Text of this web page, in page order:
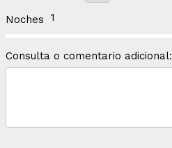
Noches 1
Consulta o comentario adicional: